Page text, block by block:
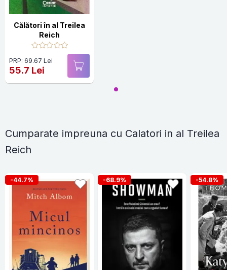
Călători în al Treilea
Reich
PRP: 69.67 Lei
55.7 Lei
Cumparate impreuna cu Calatori in al Treilea
Reich
-44.7% -68.9% -54.8%